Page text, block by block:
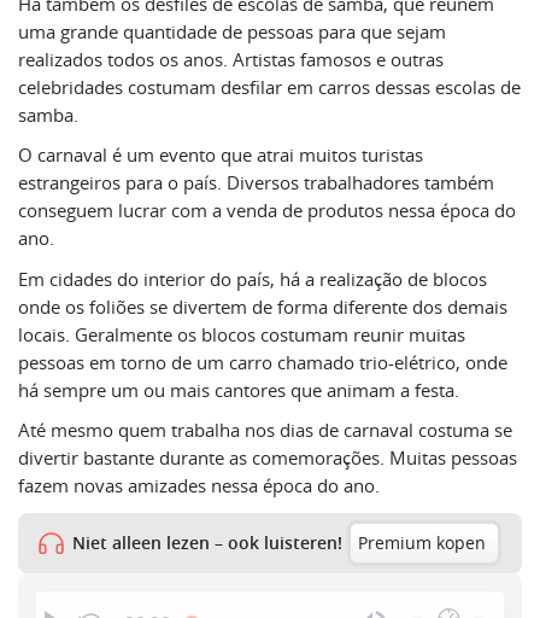
uma grande quantidade de pessoas para que sejam
realizados todos os anos. Artistas famosos e outras
celebridades costumam desfilar em carros dessas escolas de
samba.
O carnaval é um evento que atrai muitos turistas
estrangeiros para o país. Diversos trabalhadores também
conseguem lucrar com a venda de produtos nessa época do
ano.
Em cidades do interior do país, há a realização de blocos
onde os foliões se divertem de forma diferente dos demais
locais. Geralmente os blocos costumam reunir muitas
pessoas em torno de um carro chamado trio-elétrico, onde
há sempre um ou mais cantores que animam a festa.
Até mesmo quem trabalha nos dias de carnaval costuma se
divertir bastante durante as comemorações. Muitas pessoas
fazem novas amizades nessa época do ano.
Niet alleen lezen – ook luisteren! Premium kopen